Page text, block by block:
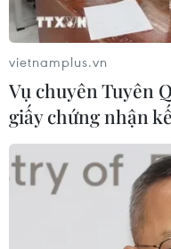
vietnamplus.vn
Vụ chuyên Tuyên
giấy chứng nhận